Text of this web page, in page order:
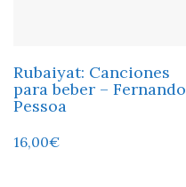
Rubaiyat: Canciones
para beber – Fernando
Pessoa
16,00€